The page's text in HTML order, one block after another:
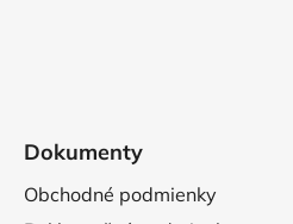
Dokumenty
Obchodné podmienky